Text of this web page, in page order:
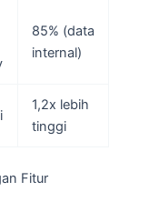
85% (data
internal)
1,2x lebih
tinggi
Fitur